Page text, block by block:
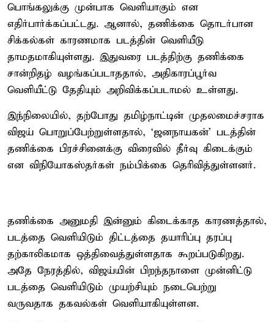
பொங்கலுக்கு முன்பாக வெளியாகும் என
எதிர்பார்க்கப்பட்டது. ஆனால், தணிக்கை தொடர்பான
சிக்கல்கள் காரணமாக படத்தின் வெளியீடு
தாமதமாகியுள்ளது. இதுவரை படத்திற்கு தணிக்கை
சான்றிதழ் வழங்கப்படாததால், அதிகாரப்பூர்வ
வெளியீட்டு தேதியும் அறிவிக்கப்படாமல் உள்ளது.
இந்நிலையில், தற்போது தமிழ்நாட்டின் முதலமைச்சராக
விஜய் பொறுப்பேற்றுள்ளதால், ‘ஜனநாயகன்’ படத்தின்
தணிக்கை பிரச்சினைக்கு விரைவில் தீர்வு கிடைக்கும்
என விநியோகஸ்தர்கள் நம்பிக்கை தெரிவித்துள்ளனர்.
தணிக்கை அனுமதி இன்னும் கிடைக்காத காரணத்தால்,
படத்தை வெளியிடும் திட்டத்தை தயாரிப்பு தரப்பு
தற்காலிகமாக ஒத்திவைத்துள்ளதாக கூறப்படுகிறது.
அதே நேரத்தில், விஜய்யின் பிறந்தநாளை முன்னிட்டு
படத்தை வெளியிடும் முயற்சியும் நடைபெற்று
வருவதாக தகவல்கள் வெளியாகியுள்ளன.